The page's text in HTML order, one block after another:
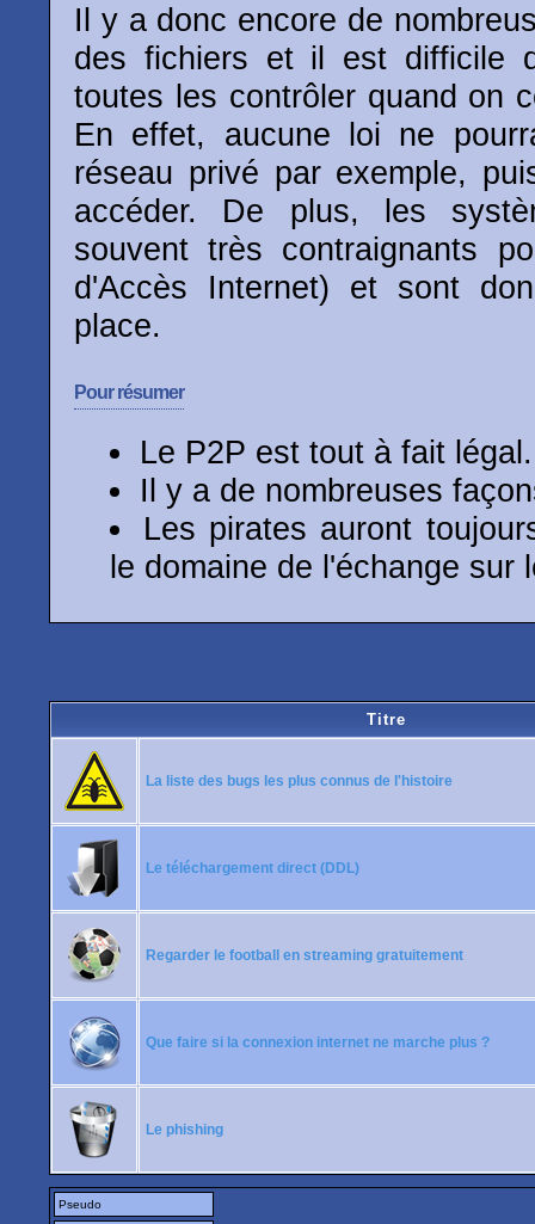
Il y a donc encore de
des fichiers et il est difficile
toutes les contrôler quand on
En effet, aucune loi ne
réseau privé par exemple,
accéder. De plus, les
souvent très contraignants
d'Accès Internet) et sont
place.
Pour résumer
Le P2P est tout à fait légal.
Il y a de nombreuses
Les pirates auront
le domaine de l'échange sur
Titre
La liste des bugs les plus connus de l'histoire
Le téléchargement direct (DDL)
Regarder le football en streaming gratuitement
Que faire si la connexion internet ne marche plus ?
Le phishing